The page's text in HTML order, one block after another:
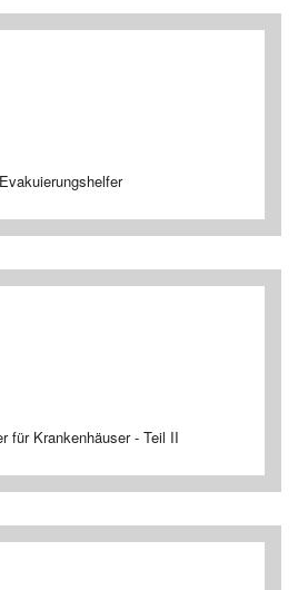
für Krankenhäuser - Teil II